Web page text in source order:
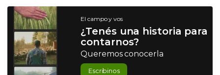
El campo y vos
¿Tenés una historia para
contarnos?
Queremos conocerla
Escribinos